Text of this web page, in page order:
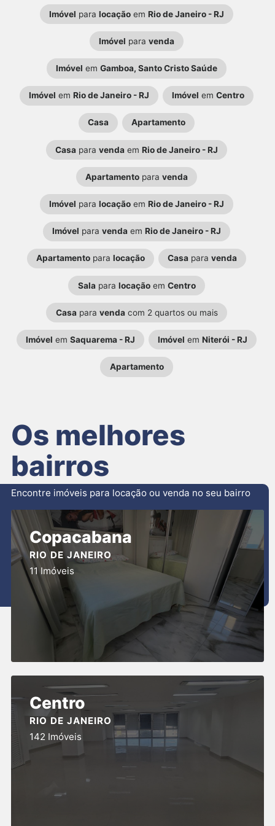
Imóvel para locação em Rio de Janeiro - RJ
Imóvel para venda
Imóvel em Gamboa, Santo Cristo Saúde
Imóvel em Rio de Janeiro - RJ Imóvel emCentro
Casa Apartamento
Casa para venda em Rio de Janeiro - RJ
Apartamento para venda
Imóvel para locação em Rio de Janeiro - RJ
Imóvel para venda em Rio de Janeiro - RJ
Apartamentopara locação Casa paravenda
Salapara locaçãoem Centro
Casapara vendacom 2 quartos ou mais
Imóvel em Saquarema - RJ Imóvel emNiterói - RJ
Apartamento
Os melhores
bairros
Encontre imóveis para locação ou venda no seu bairro
Copacabana
RIO DE JANEIRO
11 Imóveis
Centro
RIO DE JANEIRO
142 Imóveis